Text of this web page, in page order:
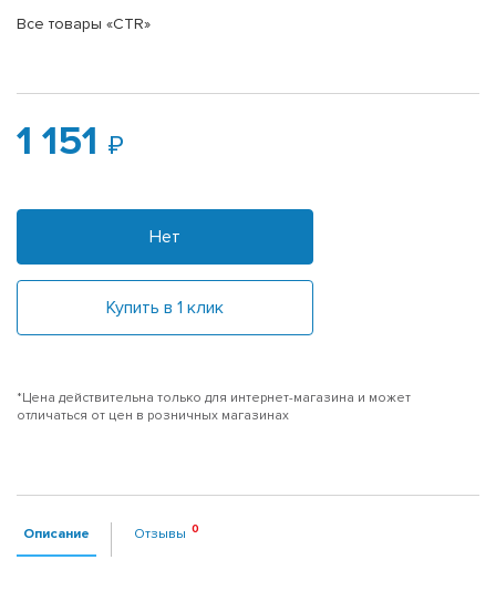
Все товары «CTR»
1 151
Нет
Купить в 1 клик
*Цена действительна только для интернет-магазина и может
отличаться от цен в розничных магазинах
Описание Отзывы